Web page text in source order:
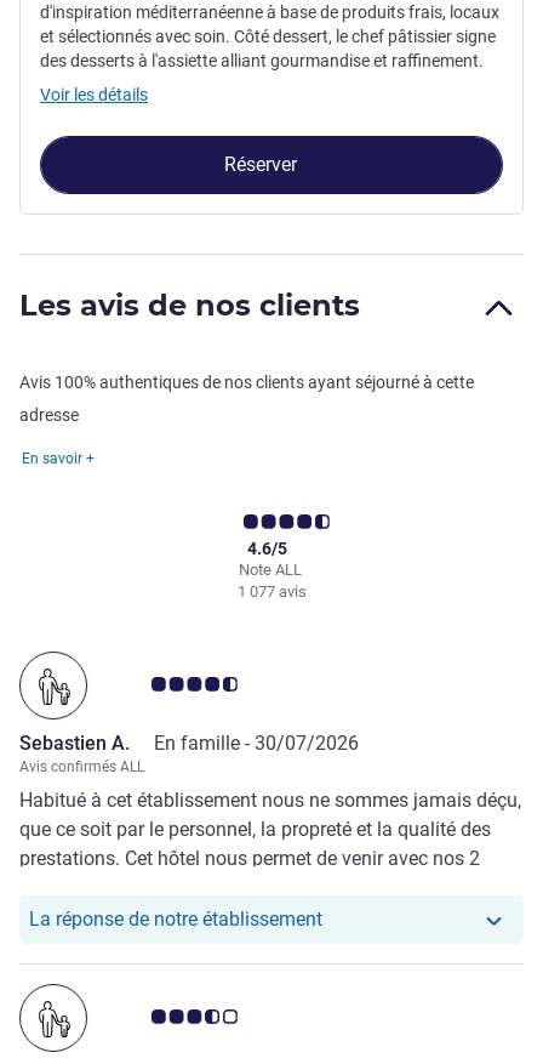
d'inspiration méditerranéenne à base de produits frais, locaux
et sélectionnés avec soin. Côté dessert, le chef pâtissier signe
des desserts à l'assiette alliant gourmandise et raffinement.
Voir les détails
Réserver
Les avis de nos clients
Avis 100% authentiques de nos clients ayant séjourné à cette
adresse
En savoir +
Note ALL
4.6/5
1 077 avis
Note Avis clients 4.5/5
Sebastien A. En famille - 30/07/2026
Avis confirmés ALL
Habitué à cet établissement nous ne sommes jamais déçu,
que ce soit par le personnel, la propreté et la qualité des
prestations. Cet hôtel nous permet de venir avec nos 2
hôtels.
La réponse de notre établissementNotre hôtel a repondu au
Note Avis clients 3.5/5